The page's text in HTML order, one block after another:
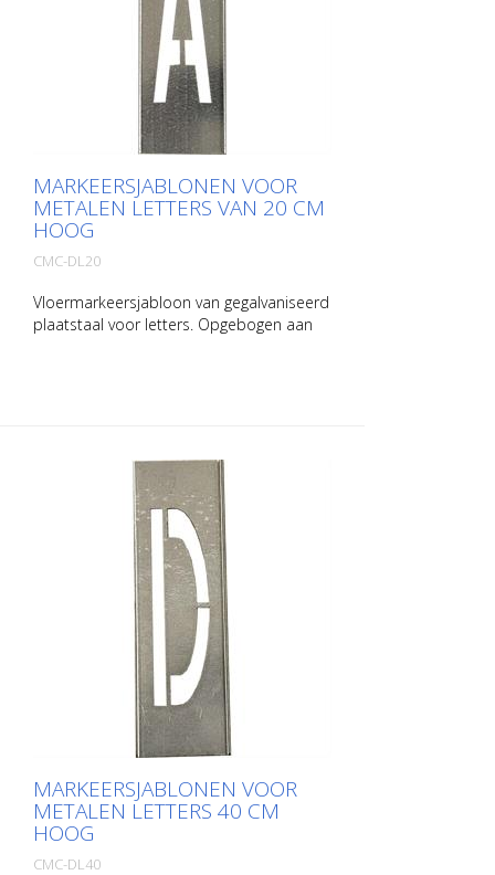
MARKEERSJABLONEN VOOR
METALEN LETTERS VAN 20 CM
HOOG
CMC-DL20
Vloermarkeersjabloon van gegalvaniseerd
plaatstaal voor letters. Opgebogen aan
MARKEERSJABLONEN VOOR
METALEN LETTERS 40 CM
HOOG
CMC-DL40